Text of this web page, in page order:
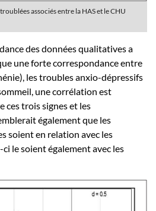
associés entre la HAS et le CHU
des données qualitatives a
une forte correspondance entre
les troubles anxio-dépressifs
une corrélation est
ces trois signes et les
également que les
soient en relation avec les
le soient également avec les